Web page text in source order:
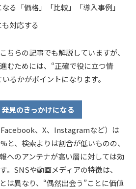
る「価格」「比較」「導入事例」
対応する
ちらの記事でも解説していますが、
むためには、“正確で役に立つ情
るかがポイントになります。
見のきっかけになる
、X、Instagramなど）は
と、検索よりは割合が低いものの、
へのアンテナが高い層に対しては効
。SNSや動画メディアの特徴は、
は異なり、“偶然出会う”ことに価値